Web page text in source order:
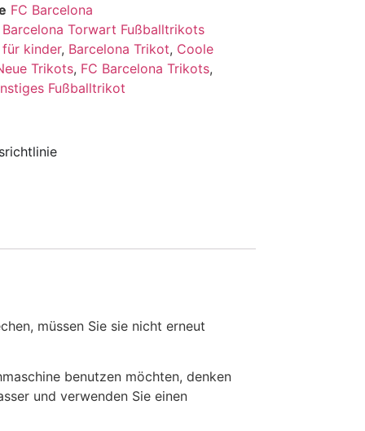
FC Barcelona
Barcelona Torwart Fußballtrikots
kinder, Barcelona Trikot, Coole
Trikots, FC Barcelona Trikots,
Fußballtrikot
müssen Sie sie nicht erneut
benutzen möchten, denken
und verwenden Sie einen